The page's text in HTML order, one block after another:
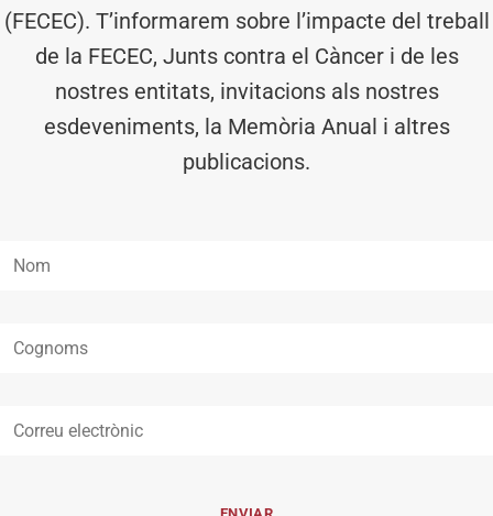
(FECEC). T’informarem sobre l’impacte del treball
de la FECEC, Junts contra el Càncer i de les
nostres entitats, invitacions als nostres
esdeveniments, la Memòria Anual i altres
publicacions.